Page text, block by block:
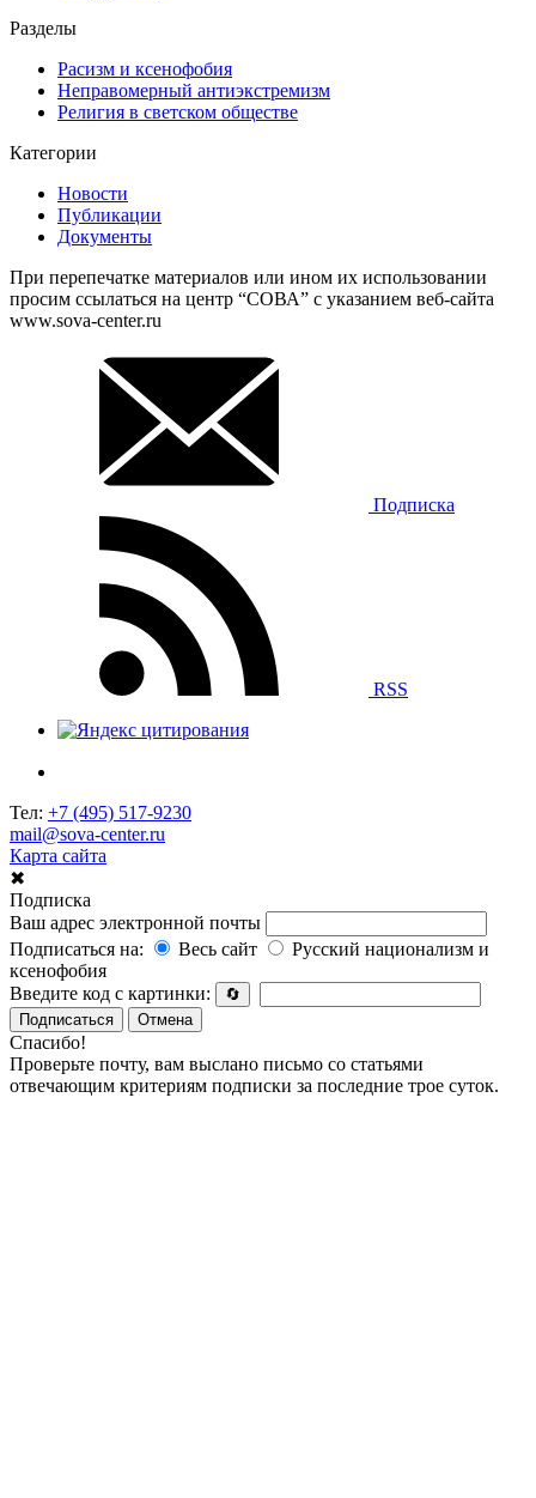
Разделы
Расизм и ксенофобия
Неправомерный антиэкстремизм
Религия в светском обществе
Категории
Новости
Публикации
Документы
При перепечатке материалов или ином их использовании
просим ссылаться на центр “СОВА” с указанием веб-сайта
www.sova-center.ru
Подписка
RSS
Тел: +7 (495) 517-9230
mail@sova-center.ru
Карта сайта
✖
Подписка
Ваш адрес электронной почты
Подписаться на:
Весь сайт
Русский национализм и
ксенофобия
Введите код с картинки:
🔄
Подписаться
Отмена
Спасибо!
Проверьте почту, вам выслано письмо со статьями
отвечающим критериям подписки за последние трое суток.